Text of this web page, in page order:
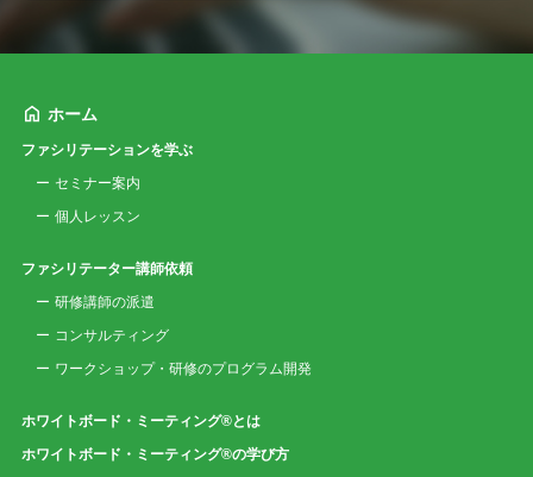
ホーム
ファシリテーションを学ぶ
セミナー案内
個人レッスン
ファシリテーター講師依頼
研修講師の派遣
コンサルティング
ワークショップ・研修のプログラム開発
ホワイトボード・ミーティング®とは
ホワイトボード・ミーティング®の学び方